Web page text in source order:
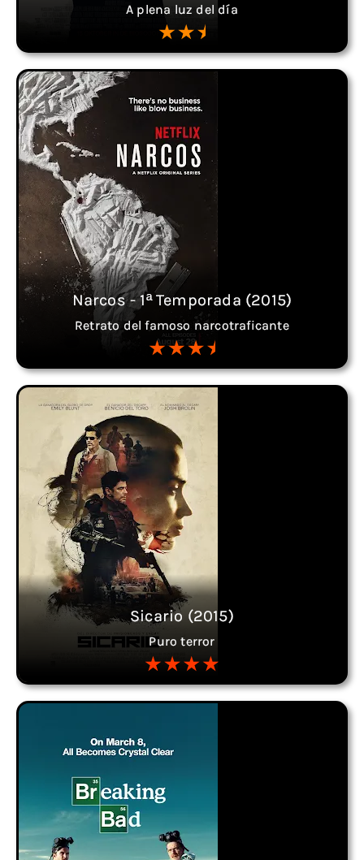
A plena luz del día
Narcos - 1ª Temporada (2015)
Retrato del famoso narcotraficante
Sicario (2015)
Puro terror